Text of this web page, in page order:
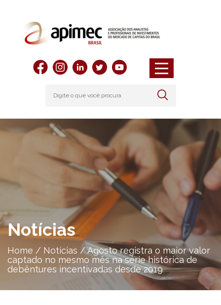
Notícias
Home / Notícias /Agosto registra o maior valor
captado no mesmo mês na série histórica de
debêntures incentivadas desde 2019